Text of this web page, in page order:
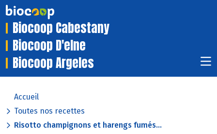
Biocoop Cabestany
Biocoop D'elne
Biocoop Argeles
Accueil
Toutes nos recettes
Risotto champignons et harengs fumés...